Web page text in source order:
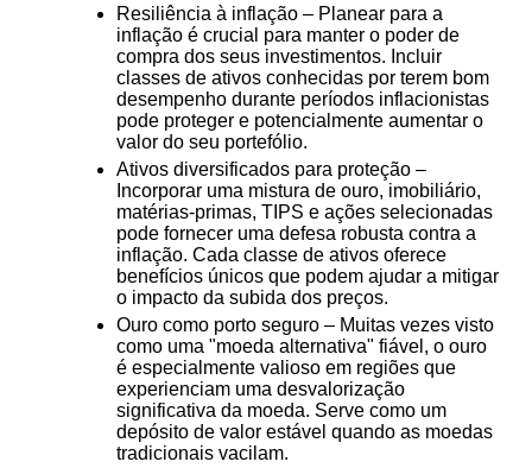
Resiliência à inflação – Planear para a
inflação é crucial para manter o poder de
compra dos seus investimentos. Incluir
classes de ativos conhecidas por terem bom
desempenho durante períodos inflacionistas
pode proteger e potencialmente aumentar o
valor do seu portefólio.
Ativos diversificados para proteção –
Incorporar uma mistura de ouro, imobiliário,
matérias-primas, TIPS e ações selecionadas
pode fornecer uma defesa robusta contra a
inflação. Cada classe de ativos oferece
benefícios únicos que podem ajudar a mitigar
o impacto da subida dos preços.
Ouro como porto seguro – Muitas vezes visto
como uma "moeda alternativa" fiável, o ouro
é especialmente valioso em regiões que
experienciam uma desvalorização
significativa da moeda. Serve como um
depósito de valor estável quando as moedas
tradicionais vacilam.